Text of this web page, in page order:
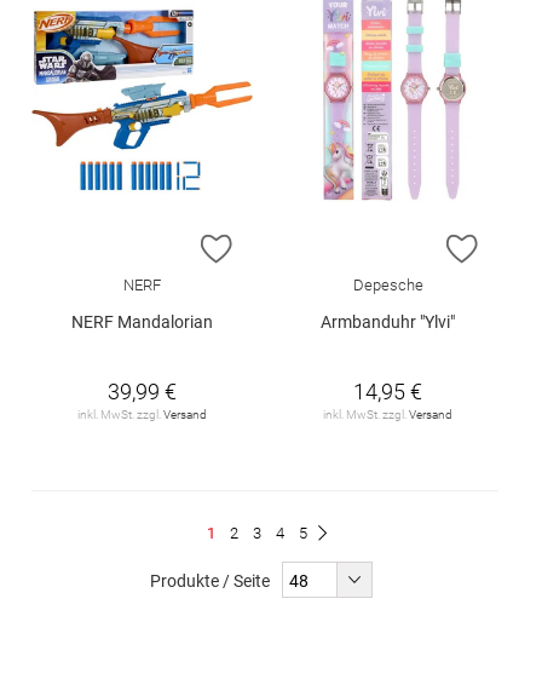
ZUR WUNSCHLISTE HINZUFÜGEN
NERF
NERF Mandalorian
39,99 €
inkl. MwSt. zzgl. Versand
ZUR
Depesche
Armbanduhr "Ylvi"
14,95 €
inkl. MwSt. zzgl. Versand
Du
1 Seite
2 Seite
3 Seite
4 Seite
5
Produkte / Seite